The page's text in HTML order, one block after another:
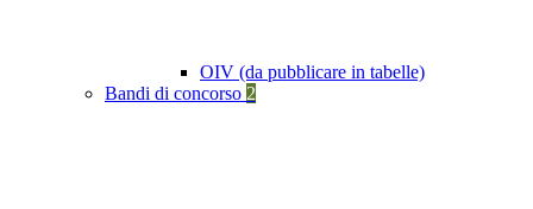
OIV (da pubblicare in tabelle)
Bandi di concorso 2